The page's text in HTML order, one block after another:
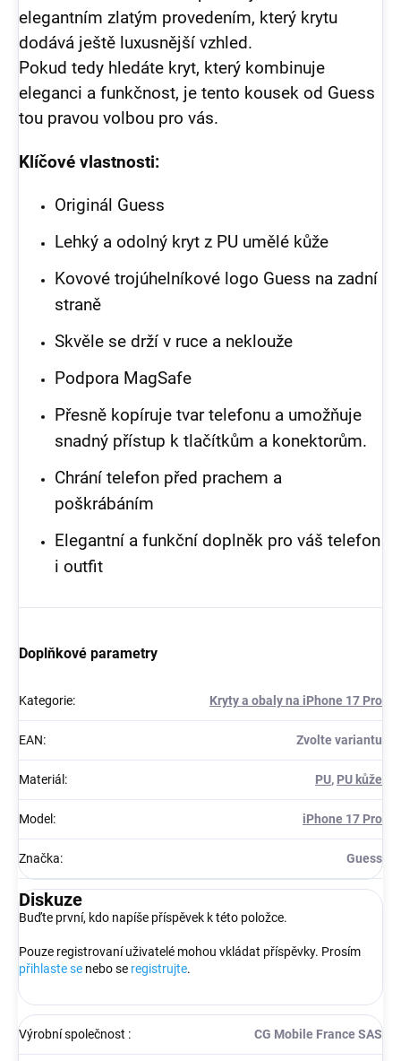
elegantním zlatým provedením, který krytu
dodává ještě luxusnější vzhled.
Pokud tedy hledáte kryt, který kombinuje
eleganci a funkčnost, je tento kousek od Guess
tou pravou volbou pro vás.
Klíčové vlastnosti:
Originál Guess
Lehký a odolný kryt z PU umělé kůže
Kovové trojúhelníkové logo Guess na zadní
straně
Skvěle se drží v ruce a neklouže
Podpora MagSafe
Přesně kopíruje tvar telefonu a umožňuje
snadný přístup k tlačítkům a konektorům.
Chrání telefon před prachem a
poškrábáním
Elegantní a funkční doplněk pro váš telefon
i outfit
Doplňkové parametry
Kategorie: Kryty a obaly na iPhone 17 Pro
EAN: Zvolte variantu
Materiál : PU, PU kůže
Model : iPhone 17 Pro
Značka: Guess
Diskuze
Buďte první, kdo napíše příspěvek k této položce.
Pouze registrovaní uživatelé mohou vkládat příspěvky. Prosím
přihlaste se nebo se registrujte.
Výrobní společnost : CG Mobile France SAS